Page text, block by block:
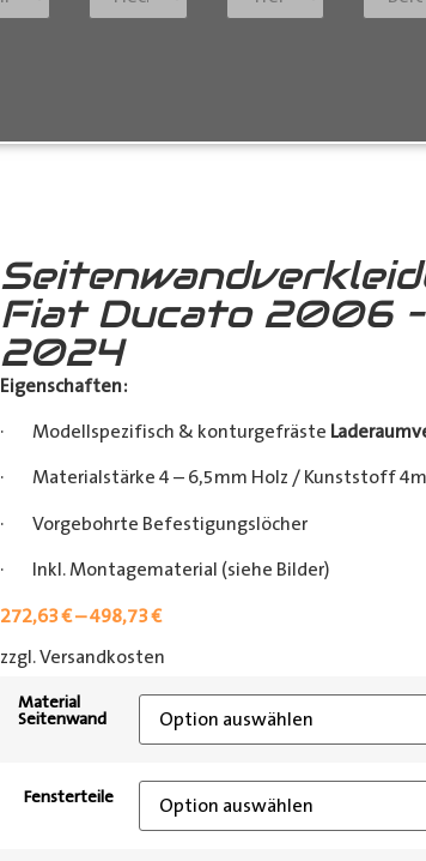
Fiat Ducato 2006 –
2024
Eigenschaften:
· Modellspezifisch & konturgefräste
· Materialstärke 4 – 6,5mm Holz / Kunststoff
· Vorgebohrte Befestigungslöcher
· Inkl. Montagematerial (siehe Bilder)
272,63€–498,73€
zzgl. Versandkosten
Material
Seitenwand
Fensterteile